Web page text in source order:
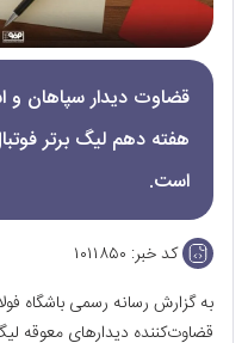
قضاوت دیدار سپاهان و
هفته دهم لیگ برتر
است.
کد خبر: ۱۰۱۱۸۵۰
به گزارش رسانه رسمی باشگاه
قضاوت‌کننده دیدارهای معوقه